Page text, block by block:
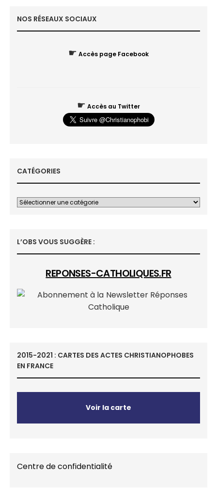
NOS RÉSEAUX SOCIAUX
☛ Accès page Facebook
☛ Accès au Twitter
CATÉGORIES
L’OBS VOUS SUGGÈRE :
REPONSES-CATHOLIQUES.FR
2015-2021 : CARTES DES ACTES CHRISTIANOPHOBES
EN FRANCE
Voir la carte
Centre de confidentialité